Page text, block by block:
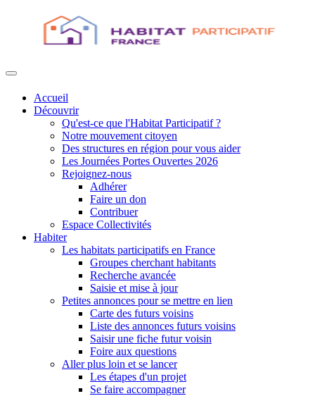
Accueil
Découvrir
Qu'est-ce que l'Habitat Participatif ?
Notre mouvement citoyen
Des structures en région pour vous aider
Les Journées Portes Ouvertes 2026
Rejoignez-nous
Adhérer
Faire un don
Contribuer
Espace Collectivités
Habiter
Les habitats participatifs en France
Groupes cherchant habitants
Recherche avancée
Saisie et mise à jour
Petites annonces pour se mettre en lien
Carte des futurs voisins
Liste des annonces futurs voisins
Saisir une fiche futur voisin
Foire aux questions
Aller plus loin et se lancer
Les étapes d'un projet
Se faire accompagner